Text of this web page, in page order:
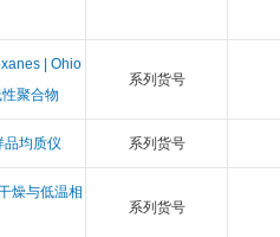
| Ohio
聚合物
系列货号
品均质仪 系列货号
燥与低温相
系列货号